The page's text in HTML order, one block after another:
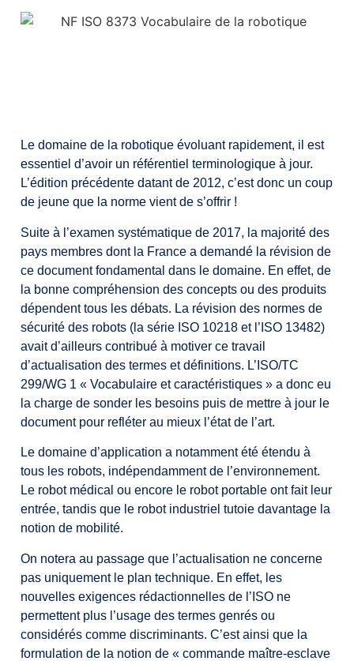
Le domaine de la robotique évoluant rapidement, il est
essentiel d’avoir un référentiel terminologique à jour.
L’édition précédente datant de 2012, c’est donc un coup
de jeune que la norme vient de s’offrir !
Suite à l’examen systématique de 2017, la majorité des
pays membres dont la France a demandé la révision de
ce document fondamental dans le domaine. En effet, de
la bonne compréhension des concepts ou des produits
dépendent tous les débats. La révision des normes de
sécurité des robots (la série ISO 10218 et l’ISO 13482)
avait d’ailleurs contribué à motiver ce travail
d’actualisation des termes et définitions. L’ISO/TC
299/WG 1 « Vocabulaire et caractéristiques » a donc eu
la charge de sonder les besoins puis de mettre à jour le
document pour refléter au mieux l’état de l’art.
Le domaine d’application a notamment été étendu à
tous les robots, indépendamment de l’environnement.
Le robot médical ou encore le robot portable ont fait leur
entrée, tandis que le robot industriel tutoie davantage la
notion de mobilité.
On notera au passage que l’actualisation ne concerne
pas uniquement le plan technique. En effet, les
nouvelles exigences rédactionnelles de l’ISO ne
permettent plus l’usage des termes genrés ou
considérés comme discriminants. C’est ainsi que la
formulation de la notion de « commande maître-esclave